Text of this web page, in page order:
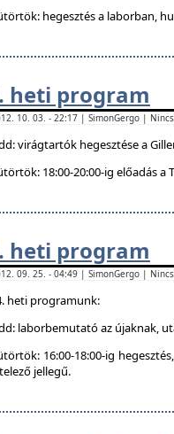
hegesztés a laborban,
heti program
10. 03. - 22:17 | SimonGergo |
virágtartók hegesztése a
18:00-20:00-ig előadás a
heti program
09. 25. - 04:49 | SimonGergo |
heti programunk:
laborbemutató az újaknak,
16:00-18:00-ig
jellegű.